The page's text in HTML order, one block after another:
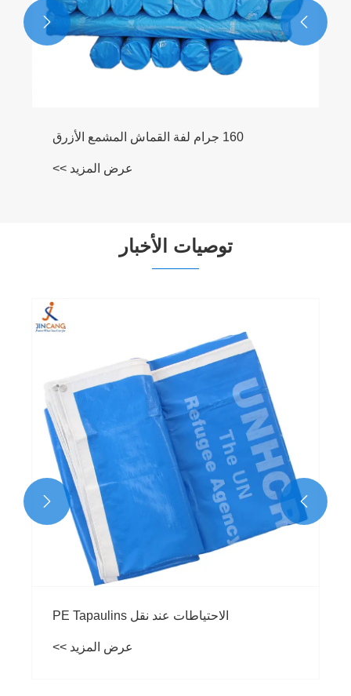


توصيات الأخبار
قماش PP مقاوم للماء: خيار عملي في مجال
الحماية ضد الماء
عرض المزيد >>

